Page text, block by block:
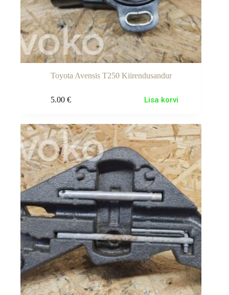
Toyota Avensis T250 Kiirendusandur
5.00 € Lisa korvi